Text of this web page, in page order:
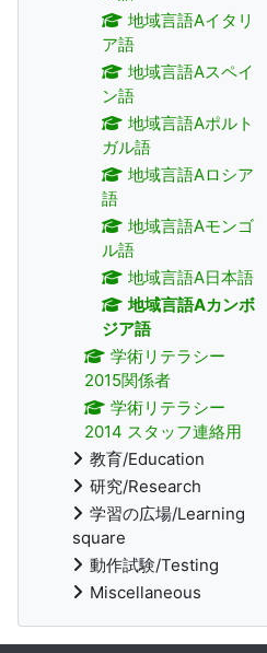
地域言語Aイタリ
ア語
地域言語Aスペイ
ン語
地域言語Aポルト
ガル語
地域言語Aロシア
語
地域言語Aモンゴ
ル語
地域言語A日本語
地域言語Aカンボ
ジア語
学術リテラシー
2015関係者
学術リテラシー
2014 スタッフ連絡用
教育/Education
研究/Research
学習の広場/Learning
square
動作試験/Testing
Miscellaneous